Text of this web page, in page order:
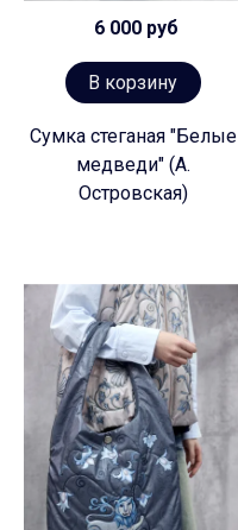
6 000 руб
В корзину
Сумка стеганая "Белые
медведи" (А.
Островская)